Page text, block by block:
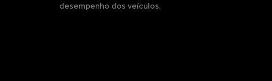
desempenho dos veículos.